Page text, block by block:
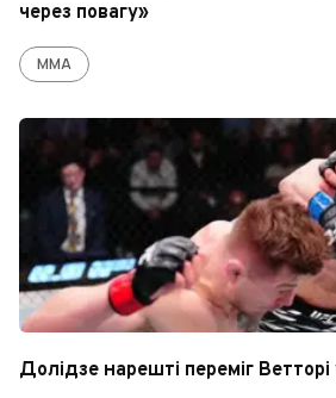
через повагу»
ММА
Долідзе нарешті переміг